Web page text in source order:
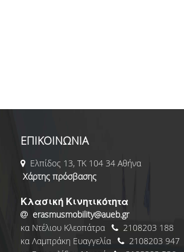
ΕΠΙΚΟΙΝΩΝΙΑ
Ελπίδος 13, ΤΚ 104 34 Αθήνα
Χάρτης πρόσβασης
Κλασική Κινητικότητα
erasmusmobility@aueb.gr
κα Ντέλιου Κλεοπάτρα
2108203 188
κα Λαμπράκη Ευαγγελία
2108203 947